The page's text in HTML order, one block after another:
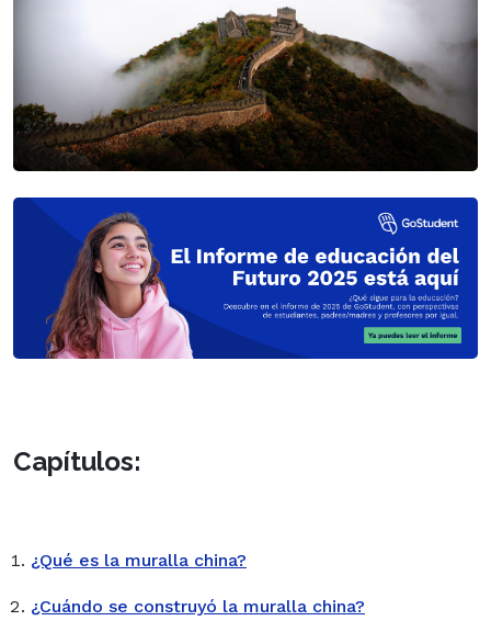
Capítulos:
¿Qué es la muralla china?
¿Cuándo se construyó la muralla china?